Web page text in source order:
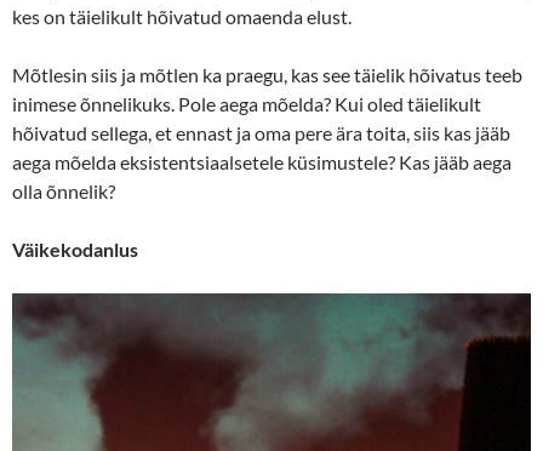
kes on täielikult hõivatud omaenda elust.
Mõtlesin siis ja mõtlen ka praegu, kas see täielik hõivatus teeb
inimese õnnelikuks. Pole aega mõelda? Kui oled täielikult
hõivatud sellega, et ennast ja oma pere ära toita, siis kas jääb
aega mõelda eksistentsiaalsetele küsimustele? Kas jääb aega
olla õnnelik?
Väikekodanlus